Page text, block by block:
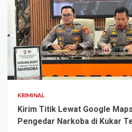
3 min read
KRIMINAL
Kirim Titik Lewat Google
Pengedar Narkoba di Kukar